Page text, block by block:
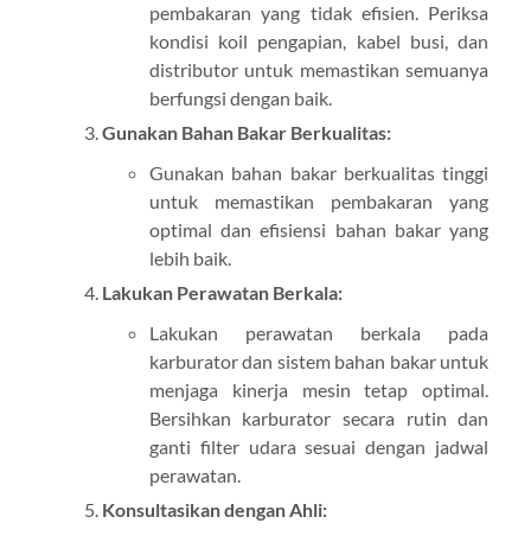
pembakaran yang tidak efisien. Periksa
kondisi koil pengapian, kabel busi, dan
distributor untuk memastikan semuanya
berfungsi dengan baik.
Gunakan Bahan Bakar Berkualitas:
Gunakan bahan bakar berkualitas tinggi
untuk memastikan pembakaran yang
optimal dan efisiensi bahan bakar yang
lebih baik.
Lakukan Perawatan Berkala:
Lakukan perawatan berkala pada
karburator dan sistem bahan bakar untuk
menjaga kinerja mesin tetap optimal.
Bersihkan karburator secara rutin dan
ganti filter udara sesuai dengan jadwal
perawatan.
Konsultasikan dengan Ahli: